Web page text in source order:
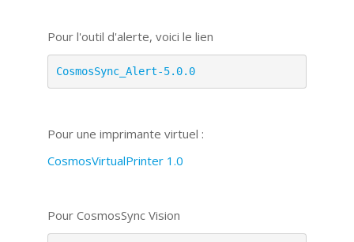
Pour l'outil d'alerte, voici le lien
CosmosSync_Alert-5.0.0
Pour une imprimante virtuel :
CosmosVirtualPrinter 1.0
Pour CosmosSync Vision